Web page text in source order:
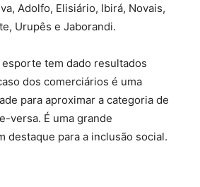
Adolfo, Elisiário, Ibirá, Novais,
Urupês e Jaborandi.
tem dado resultados
dos comerciários é uma
para aproximar a categoria de
versa. É uma grande
destaque para a inclusão social.